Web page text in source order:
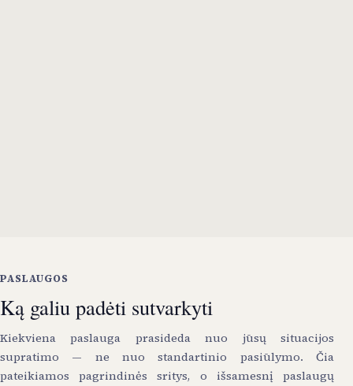
PASLAUGOS
Ką galiu padėti sutvarkyti
Kiekviena paslauga prasideda nuo jūsų situacijos
supratimo — ne nuo standartinio pasiūlymo. Čia
pateikiamos pagrindinės sritys, o išsamesnį paslaugų